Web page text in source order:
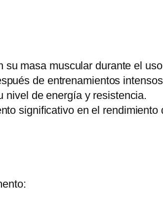
masa muscular durante el
de entrenamientos
nivel de energía y resistencia.
significativo en el